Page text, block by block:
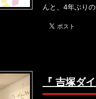
んと、4年ぶり
『 吉塚ダ